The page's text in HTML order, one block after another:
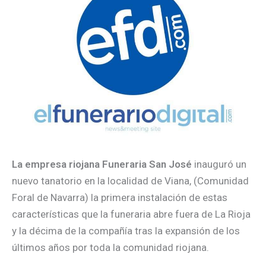
La empresa riojana Funeraria San José inauguró un
nuevo tanatorio en la localidad de Viana, (Comunidad
Foral de Navarra) la primera instalación de estas
características que la funeraria abre fuera de La Rioja
y la décima de la compañía tras la expansión de los
últimos años por toda la comunidad riojana.